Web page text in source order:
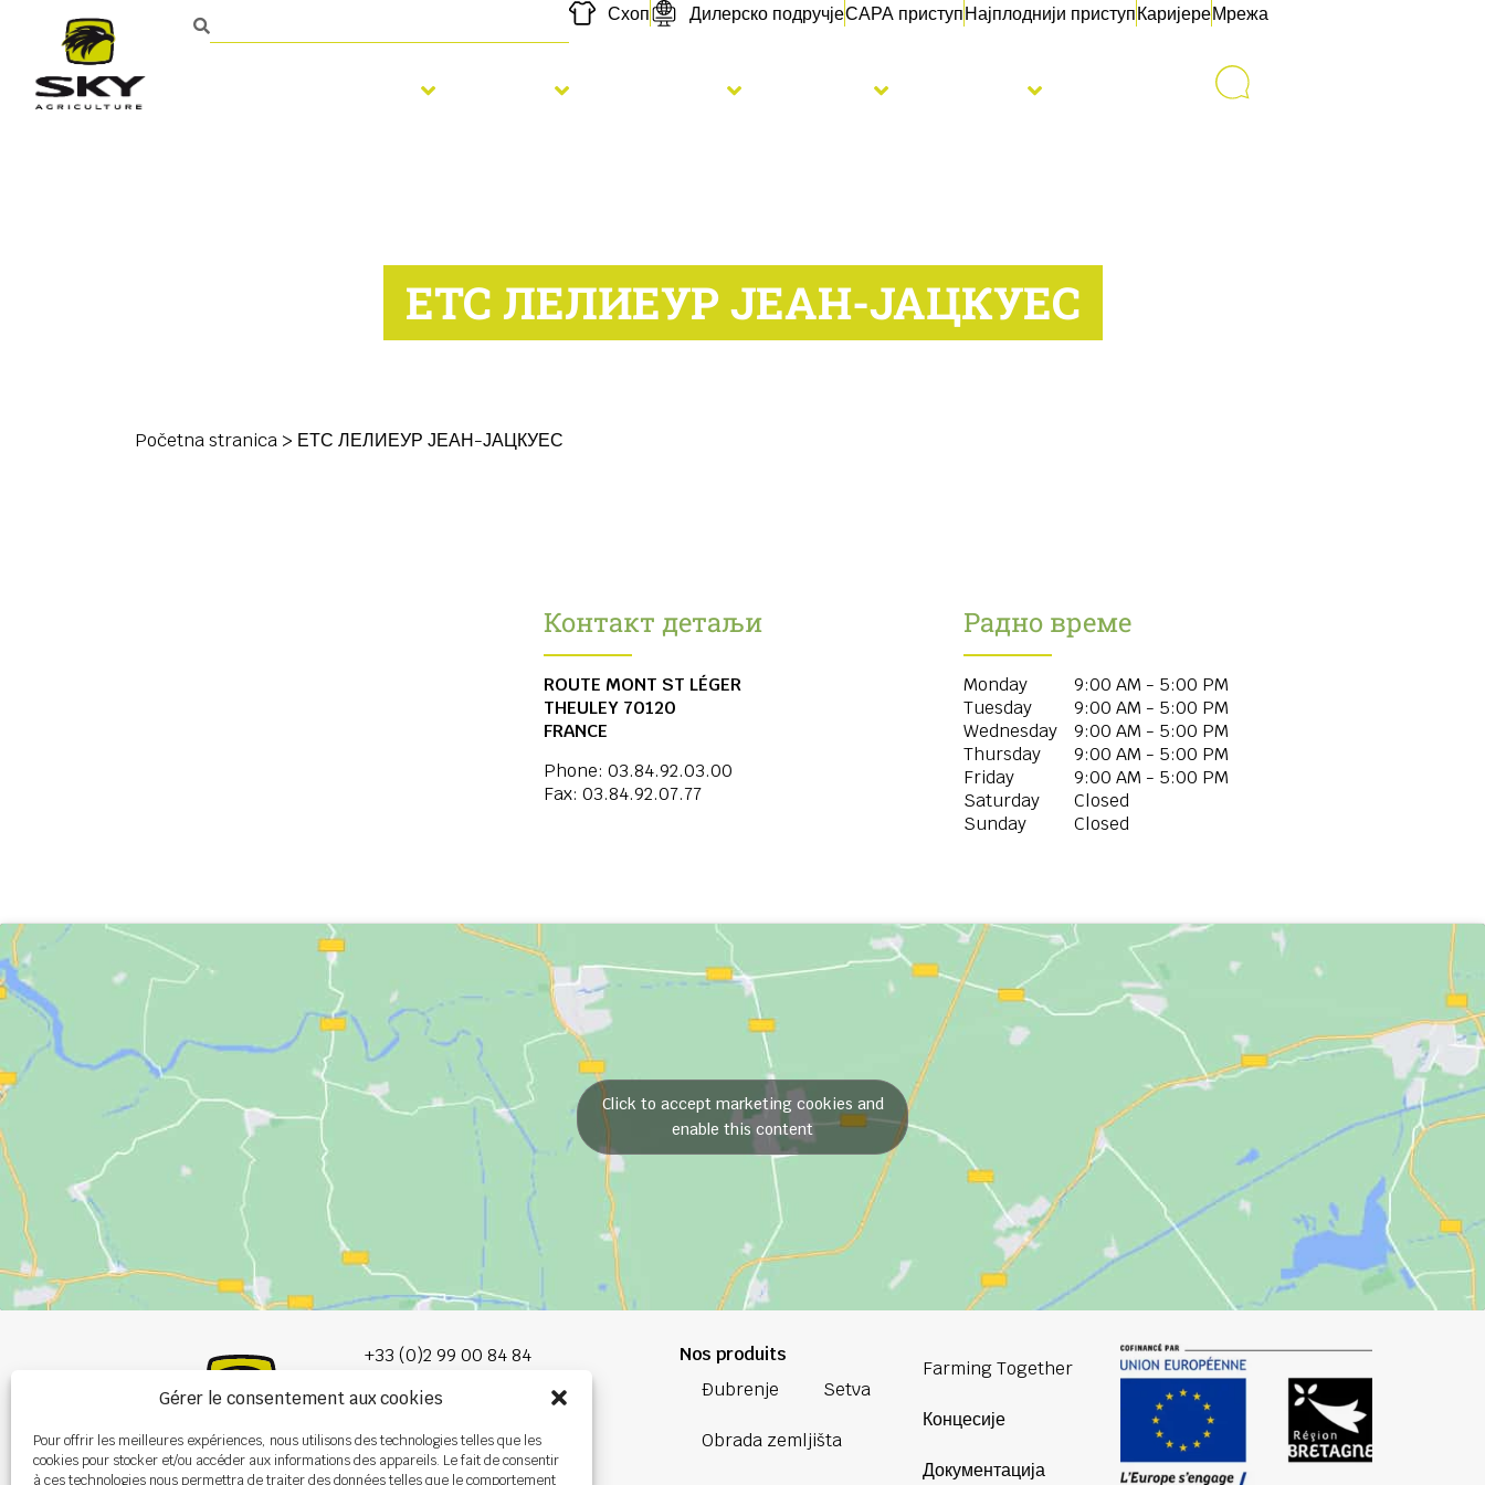
Gérer le consentement aux cookies
Pour offrir les meilleures expériences, nous utilisons des technologies telles que les
cookies pour stocker et/ou accéder aux informations des appareils. Le fait de consentir
à ces technologies nous permettra de traiter des données telles que le comportement
Схоп Дилерско подручјеСАРА приступНајплоднији приступКаријереМрежа
ЕТС ЛЕЛИЕУР ЈЕАН-ЈАЦКУЕС
Početna stranica > ЕТС ЛЕЛИЕУР ЈЕАН-ЈАЦКУЕС
Контакт детаљи
ROUTE MONT ST LÉGER
THEULEY 70120
FRANCE
Phone: 03.84.92.03.00
Fax: 03.84.92.07.77
Радно време
Monday
9:00 AM - 5:00 PM
Tuesday
9:00 AM - 5:00 PM
Wednesday
9:00 AM - 5:00 PM
Thursday
9:00 AM - 5:00 PM
Friday
9:00 AM - 5:00 PM
Saturday
Closed
Sunday
Closed
Click to accept marketing cookies and
enable this content
+33 (0)2 99 00 84 84
info@burel-group.com
Les Portes de Bretagne
P.A. de la Gaultière,
Nos produits
Đubrenje
Setva
Obrada zemljišta
Farming Together
Концесије
Документација